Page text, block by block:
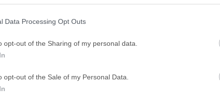
Data Processing Opt Outs
opt-out of the Sharing of my personal data.
opt-out of the Sale of my Personal Data.
Disk Manager es la solución ideal de gestión de sistemas y
SO ¡y más! ¡COMPRAR AHORA! Funciones fiables de copia
herramientas de optimización, todo lo necesario para un